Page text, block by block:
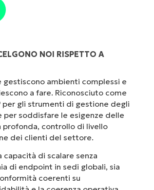
NOI RISPETTO A
gestiscono ambienti complessi e
a fare. Riconosciuto come
gli strumenti di gestione degli
soddisfare le esigenze delle
profonda, controllo di livello
dei clienti del settore.
di scalare senza
di endpoint in sedi globali, sia
coerenti su
diversi per eseguire ciò che
NinjaOne semplifica davvero